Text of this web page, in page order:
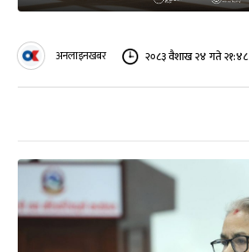
अनलाइनखबर २०८३ वैशाख २४ गते २१:४८